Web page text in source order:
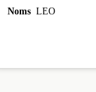
Noms LEO